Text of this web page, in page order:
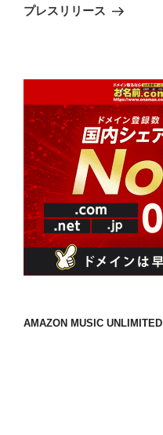
プレスリリース
AMAZON MUSIC UNLIMITED